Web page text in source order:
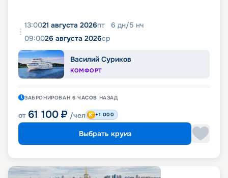
13:0021 августа 2026пт 6 дн/5 нч
09:0026 августа 2026ср
Василий Суриков
КОМФОРТ
ЗАБРОНИРОВАН 6 ЧАСОВ НАЗАД
от 61 100 ₽ /чел +1 000
Выбрать круиз